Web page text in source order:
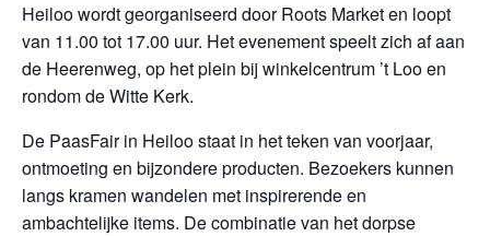
Heiloo wordt georganiseerd door Roots Market en loopt
van 11.00 tot 17.00 uur. Het evenement speelt zich af aan
de Heerenweg, op het plein bij winkelcentrum ’t Loo en
rondom de Witte Kerk.
De PaasFair in Heiloo staat in het teken van voorjaar,
ontmoeting en bijzondere producten. Bezoekers kunnen
langs kramen wandelen met inspirerende en
ambachtelijke items. De combinatie van het dorpse